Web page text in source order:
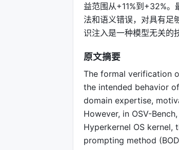
益范围从+11%到+32%
法和语义错误，对具有足
识注入是一种模型无关的
原文摘要
The formal verification
the intended behavior
domain expertise,
However, in OSV-
Hyperkernel OS kernel,
prompting method